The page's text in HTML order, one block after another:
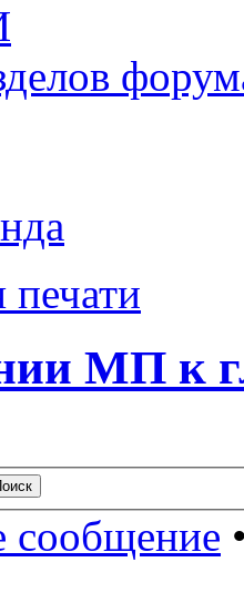
печати
МП к
сообщение